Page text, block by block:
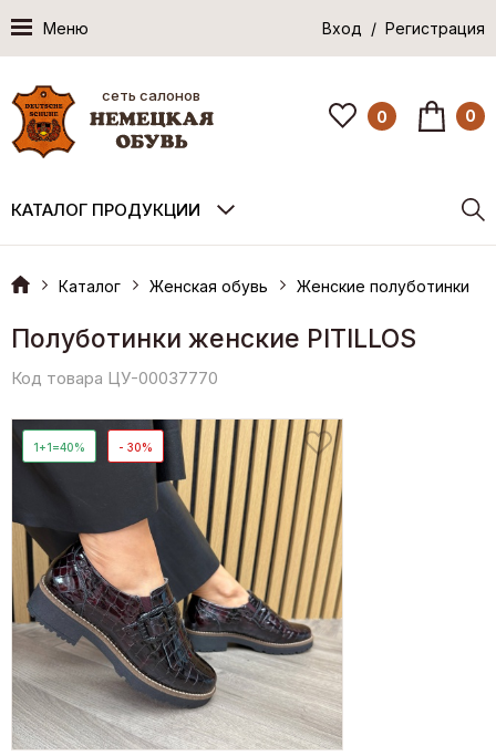
Меню Вход / Регистрация
сеть салонов
0 0
КАТАЛОГ ПРОДУКЦИИ
Каталог Женская обувь Женские полуботинки
Полуботинки женские PITILLOS
Код товара ЦУ-00037770
1+1=40% - 30%